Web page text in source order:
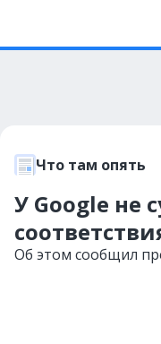
Что там опять
У Google не
Об этом сообщил